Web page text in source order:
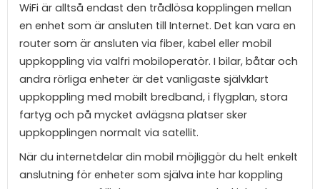
WiFi är alltså endast den trådlösa kopplingen mellan
en enhet som är ansluten till Internet. Det kan vara en
router som är ansluten via fiber, kabel eller mobil
uppkoppling via valfri mobiloperatör. I bilar, båtar och
andra rörliga enheter är det vanligaste självklart
uppkoppling med mobilt bredband, i flygplan, stora
fartyg och på mycket avlägsna platser sker
uppkopplingen normalt via satellit.
När du internetdelar din mobil möjliggör du helt enkelt
anslutning för enheter som själva inte har koppling